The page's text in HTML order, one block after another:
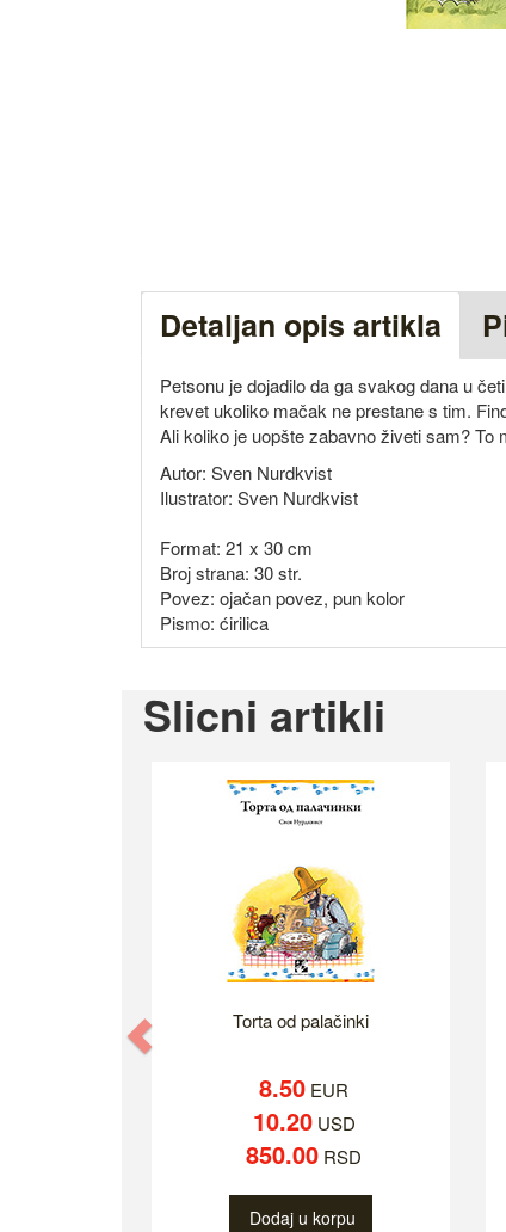
Detaljan opis artikla
Petsonu je dojadilo da ga svakog dana u
krevet ukoliko mačak ne prestane s tim.
Ali koliko je uopšte zabavno živeti sam?
Autor: Sven Nurdkvist
Ilustrator: Sven Nurdkvist
Format: 21 x 30 cm
Broj strana: 30 str.
Povez: ojačan povez, pun kolor
Pismo: ćirilica
Slicni artikli
Torta od palačinki
8.50 EUR
10.20USD
850.00 RSD
Dodaj u korpu
Previous